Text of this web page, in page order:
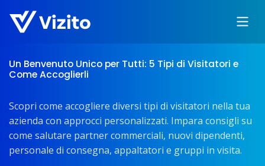
Un Benvenuto Unico per Tutti: 5 Tipi di Visitatori e
Come Accoglierli
Scopri come accogliere diversi tipi di visitatori nella tua
azienda con approcci personalizzati. Impara consigli su
come salutare partner commerciali, nuovi dipendenti,
personale di consegna, appaltatori e gruppi in visita.